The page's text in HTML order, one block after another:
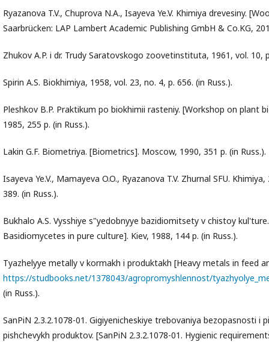
Ryazanova T.V., Chuprova N.A., Isayeva Ye.V. Khimiya drevesiny.
Saarbrücken: LAP Lambert Academic Publishing GmbH & Co.KG,
Zhukov A.P. i dr. Trudy Saratovskogo zoovetinstituta, 1961, vol. 10,
Spirin A.S. Biokhimiya, 1958, vol. 23, no. 4, p. 656. (in Russ.).
Pleshkov B.P. Praktikum po biokhimii rasteniy. [Workshop on plant
1985, 255 p. (in Russ.).
Lakin G.F. Biometriya. [Biometrics]. Moscow, 1990, 351 p. (in Russ.).
Isayeva Ye.V., Mamayeva O.O., Ryazanova T.V. Zhurnal SFU.
389. (in Russ.).
Bukhalo A.S. Vysshiye s"yedobnyye bazidiomitsety v chistoy
Basidiomycetes in pure culture]. Kiev, 1988, 144 p. (in Russ.).
Tyazhelyye metally v kormakh i produktakh [Heavy metals in feed
https://studbooks.net/1378043/agropromyshlennost/
(in Russ.).
SanPiN 2.3.2.1078-01. Gigiyenicheskiye trebovaniya bezopasnosti i
pishchevykh produktov. [SanPiN 2.3.2.1078-01. Hygienic